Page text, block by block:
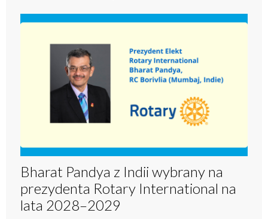
Bharat Pandya z Indii wybrany na
prezydenta Rotary International na
lata 2028–2029